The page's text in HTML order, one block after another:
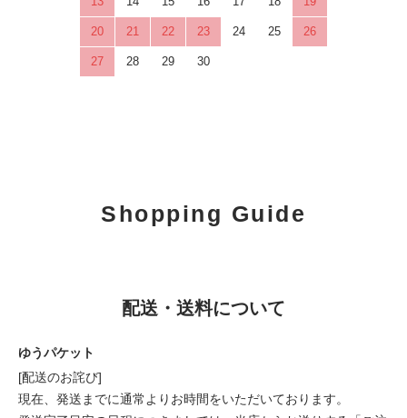
20 21 22 23 24 25 26
27 28 29 30
Shopping Guide
配送・送料について
ゆうパケット
[配送のお詫び]
現在、発送までに通常よりお時間をいただいております。